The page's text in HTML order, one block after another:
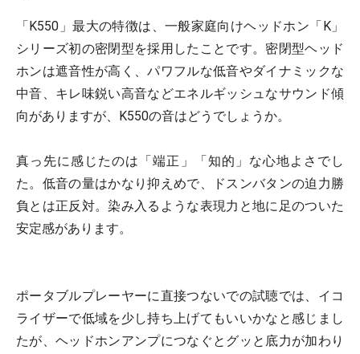
「K550」最大の特徴は、一般家庭向けヘッドホン「K」
シリーズ初の密閉型を採用したことです。密閉型ヘッド
ホンは遮音性が高く、パワフルな低音やダイナミックな
中音、キレ味鋭い高音などエネルギッシュなサウンド傾
向がありますが、K550の音はどうでしょうか。
真っ先に感じたのは「端正」「知的」な心地よさでし
た。低音の量はかなり抑えめで、ドスンバタンの迫力勝
負とは正反対。染み入るような表現力と地に足のついた
安定感があります。
ポータブルプレーヤーに直接つないでの試聴では、イコ
ライザーで低域を少し持ち上げてもいいかなと感じまし
たが、ヘッドホンアンプにつなぐとグッと底力が加わり